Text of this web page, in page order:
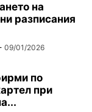
на
разписания
09/01/2026
по
при